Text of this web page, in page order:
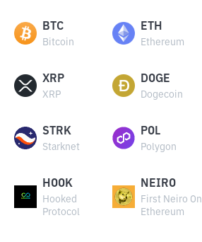
BTC
Bitcoin
ETH
Ethereum
XRP
XRP
DOGE
Dogecoin
STRK
Starknet
POL
Polygon
HOOK
Hooked
Protocol
NEIRO
First Neiro On
Ethereum